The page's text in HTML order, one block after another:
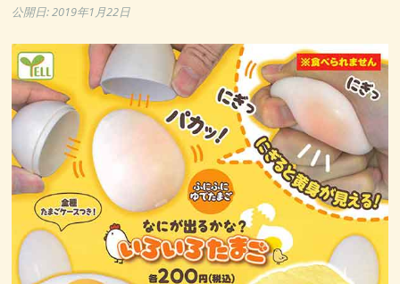
公開日:2019年1月22日